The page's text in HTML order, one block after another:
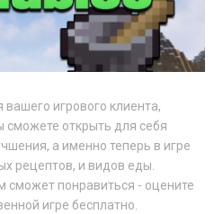
вашего игрового клиента,
открыть для себя
а именно теперь в игре
рецептов, и видов еды.
сможет понравиться - оцените
игре бесплатно.